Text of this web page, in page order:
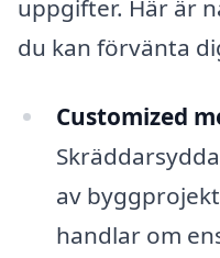
uppgifter. Här är
du kan förvänta
Customized
av
handlar om